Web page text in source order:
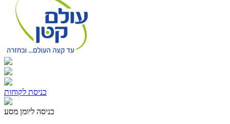
כניסת לקוחות
כניסה ליומן מסע